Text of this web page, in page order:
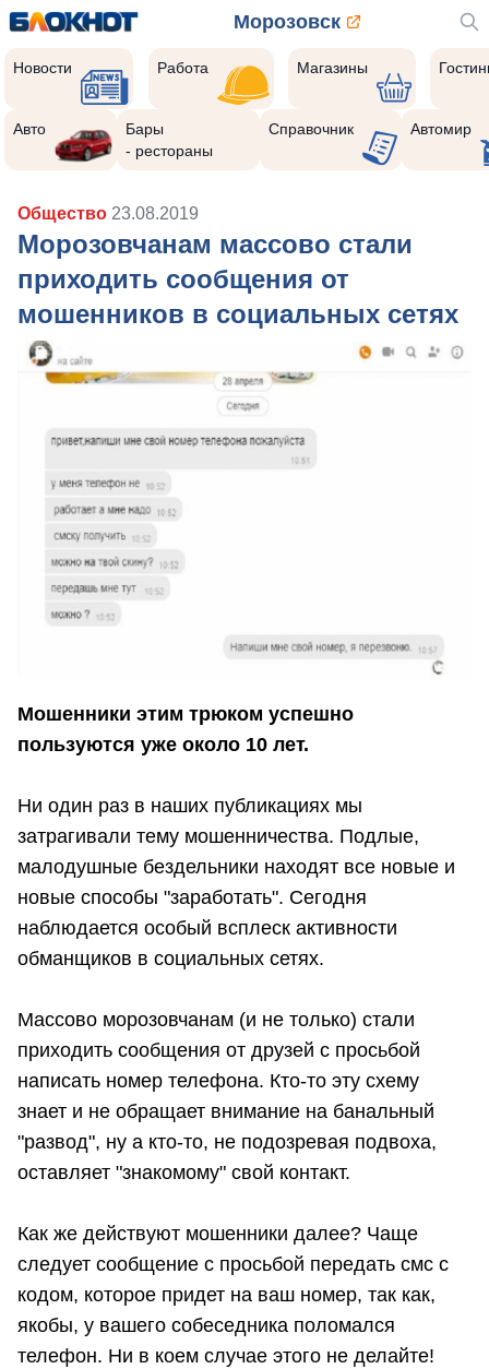
Морозовск
Новости Работа Магазины
Авто
Бары
- рестораны
Справочник Автомир
Общество 23.08.2019
Морозовчанам массово стали
приходить сообщения от
мошенников в социальных сетях
Мошенники этим трюком успешно
пользуются уже около 10 лет.
Ни один раз в наших публикациях мы
затрагивали тему мошенничества. Подлые,
малодушные бездельники находят все новые и
новые способы "заработать". Сегодня
наблюдается особый всплеск активности
обманщиков в социальных сетях.
Массово морозовчанам (и не только) стали
приходить сообщения от друзей с просьбой
написать номер телефона. Кто-то эту схему
знает и не обращает внимание на банальный
"развод", ну а кто-то, не подозревая подвоха,
оставляет "знакомому" свой контакт.
Как же действуют мошенники далее? Чаще
следует сообщение с просьбой передать смс с
кодом, которое придет на ваш номер, так как,
якобы, у вашего собеседника поломался
телефон. Ни в коем случае этого не делайте!